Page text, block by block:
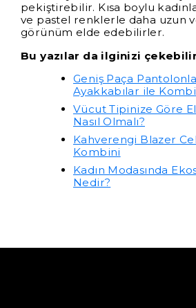
pekiştirebilir. Kısa boylu
ve pastel renklerle daha uzun
görünüm elde edebilirler.
Bu yazılar da ilginizi
Geniş Paça
Ayakkabılar ile
Vücut Tipinize Göre
Nasıl Olmalı?
Kahverengi Blazer
Kombini
Kadın Modasında
Nedir?